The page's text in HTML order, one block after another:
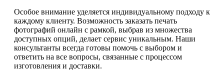
Особое внимание уделяется индивидуальному подходу к
каждому клиенту. Возможность заказать печать
фотографий онлайн с рамкой, выбрав из множества
доступных опций, делает сервис уникальным. Наши
консультанты всегда готовы помочь с выбором и
ответить на все вопросы, связанные с процессом
изготовления и доставки.